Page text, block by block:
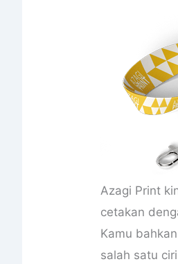
Azagi Print
cetakan
Kamu
salah satu